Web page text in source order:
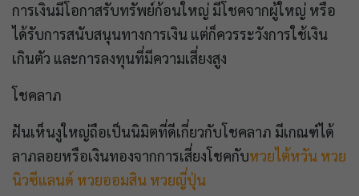
การเงินมีโอกาสรับทรัพย์ก้อนใหญ่ มีโชคจากผู้ใหญ่ หรือ
ได้รับการสนับสนุนทางการเงิน แต่ก็ควรระวังการใช้เงิน
เกินตัว และการลงทุนที่มีความเสี่ยงสูง
โชคลาภ
ฝันเห็นงูใหญ่ถือเป็นนิมิตที่ดีเกี่ยวกับโชคลาภ มีเกณฑ์ได้
ลาภลอยหรือเงินทองจากการเสี่ยงโชคกับหวยไต้หวัน หวย
นิวซีแลนด์ หวยออมสิน หวยญี่ปุ่น